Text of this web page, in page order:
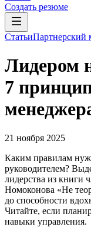
Создать резюме
СтатьиПартнерский
Лидером
7
21 ноября 2025
Каким правилам
руководителем?
лидерства из книги
Номоконова «Не
до способности
Читайте, если
навыки управления.